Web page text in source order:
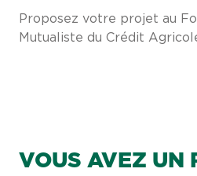
Proposez votre projet au
Mutualiste du Crédit
VOUS AVEZ UN